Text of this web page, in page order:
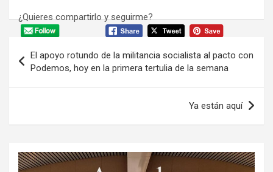
¿Quieres compartirlo y seguirme?
de
entradas
El apoyo rotundo de la militancia socialista al pacto con
Podemos, hoy en la primera tertulia de la semana
Ya están aquí